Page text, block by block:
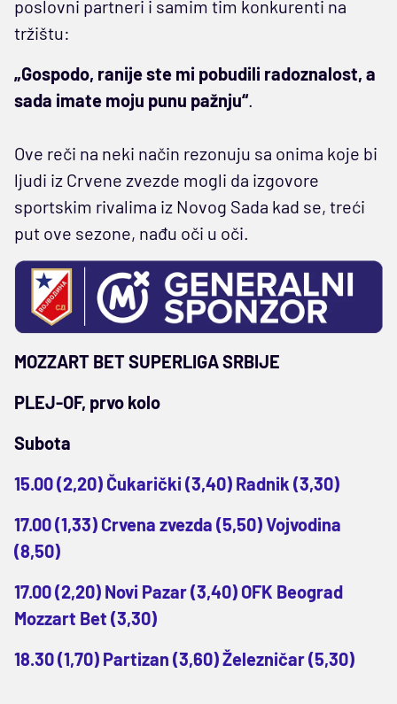
poslovni partneri i samim tim konkurenti na
tržištu:
„Gospodo, ranije ste mi pobudili radoznalost, a
sada imate moju punu pažnju“.
Ove reči na neki način rezonuju sa onima koje bi
ljudi iz Crvene zvezde mogli da izgovore
sportskim rivalima iz Novog Sada kad se, treći
put ove sezone, nađu oči u oči.
MOZZART BET SUPERLIGA SRBIJE
PLEJ-OF, prvo kolo
Subota
15.00 (2,20) Čukarički (3,40) Radnik (3,30)
17.00 (1,33) Crvena zvezda (5,50) Vojvodina
(8,50)
17.00 (2,20) Novi Pazar (3,40) OFK Beograd
Mozzart Bet (3,30)
18.30 (1,70) Partizan (3,60) Železničar (5,30)